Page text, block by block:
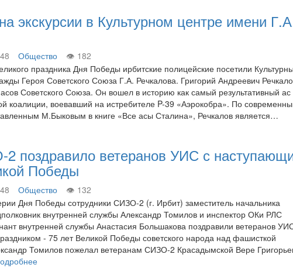
экскурсии в Культурном центре имени
Общество
182
праздника Дня Победы ирбитские полицейские посетили
Героя Советского Союза Г.А. Речкалова. Григорий Андреевич
Советского Союза. Он вошел в историю как самый результативный ас
коалиции, воевавший на истребителе P-39 «Аэрокобра». По
М.Быковым в книге «Все асы Сталина», Речкалов является…
2 поздравило ветеранов УИС с
Победы
Общество
132
Дня Победы сотрудники СИЗО-2 (г. Ирбит) заместитель начальника
внутренней службы Александр Томилов и инспектор ОКи РЛС
внутренней службы Анастасия Большакова поздравили ветеранов
- 75 лет Великой Победы советского народа над фашисткой
Томилов пожелал ветеранам СИЗО-2 Красадымской Вере